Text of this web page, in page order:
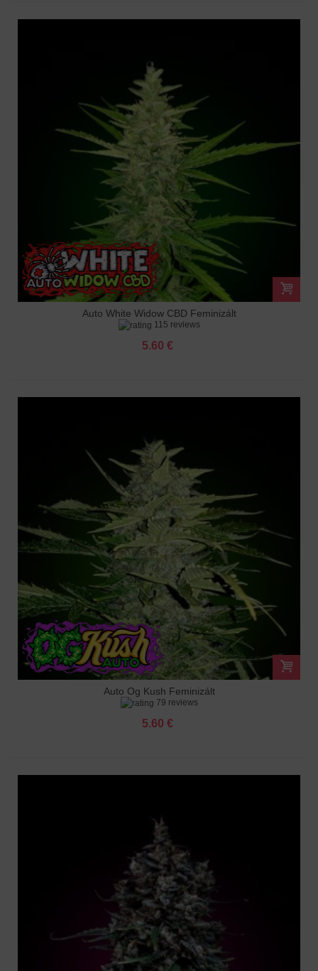
Auto White Widow CBD Feminizált
115 reviews
5.60 €
Auto Og Kush Feminizált
79 reviews
5.60 €